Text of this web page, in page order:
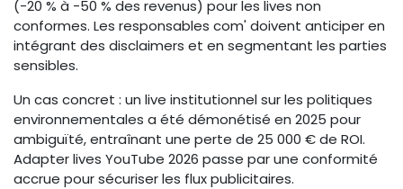
(-20 % à -50 % des revenus) pour les lives non
conformes. Les responsables com' doivent anticiper en
intégrant des disclaimers et en segmentant les parties
sensibles.
Un cas concret : un live institutionnel sur les politiques
environnementales a été démonétisé en 2025 pour
ambiguïté, entraînant une perte de 25 000 € de ROI.
Adapter lives YouTube 2026 passe par une conformité
accrue pour sécuriser les flux publicitaires.